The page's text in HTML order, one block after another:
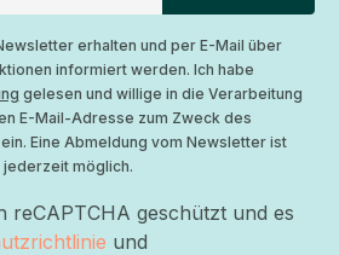
erhalten und per E-Mail über
informiert werden. Ich habe
gelesen und willige in die Verarbeitung
E-Mail-Adresse zum Zweck des
Eine Abmeldung vom Newsletter ist
jederzeit möglich.
reCAPTCHA geschützt und es
und